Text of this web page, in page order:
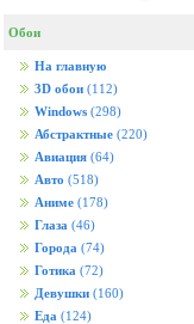
Обои
На главную
3D обои (112)
Windows (298)
Абстрактные (220)
Авиация (64)
Авто (518)
Аниме (178)
Глаза (46)
Города (74)
Готика (72)
Девушки (160)
Еда (124)